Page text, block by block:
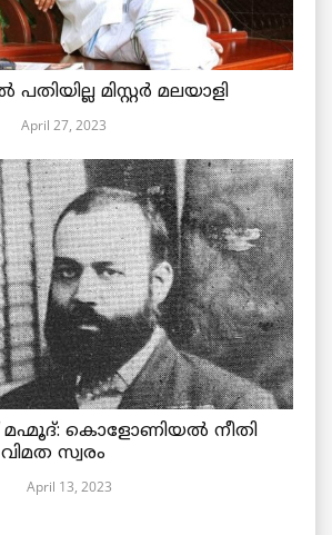
പതിയില്ല മിസ്റ്റർ മലയാളി
April 27, 2023
മഹ്മൂദ്: കൊളോണിയൽ നീതി
സ്വരം
April 13, 2023